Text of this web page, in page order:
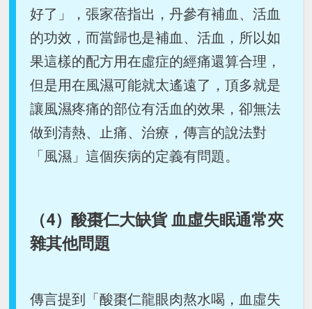
好了」，張家蓓指出，丹參有補血、活血
的功效，而當歸也是補血、活血，所以如
果這樣的配方用在虛症的經痛還算合理，
但是用在風濕可能就太遙遠了，頂多就是
讓風濕疼痛的部位有活血的效果，卻無法
做到清熱、止痛、治療，傳言的說法對
「風濕」這個疾病的定義有問題。
（4）酸棗仁大缺貨 血虛失眠通常夾
雜其他問題
傳言提到「酸棗仁龍眼肉熬水喝，血虛失